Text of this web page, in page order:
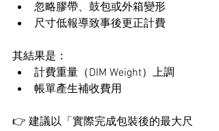
忽略膠帶、鼓包或外箱變形
尺寸低報導致事後更正計費
其結果是：
計費重量（DIM Weight）上調
帳單產生補收費用
👉 建議以「實際完成包裝後的最大尺